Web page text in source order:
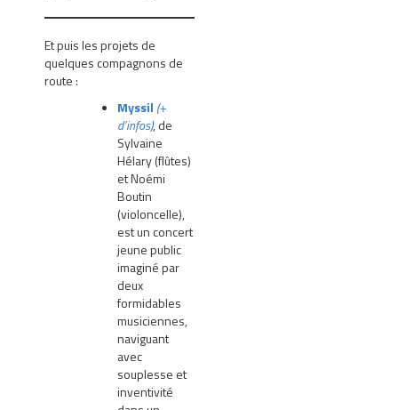
Et puis les projets de
quelques compagnons de
route :
Myssil (+
d’infos), de
Sylvaine
Hélary (flûtes)
et Noémi
Boutin
(violoncelle),
est un concert
jeune public
imaginé par
deux
formidables
musiciennes,
naviguant
avec
souplesse et
inventivité